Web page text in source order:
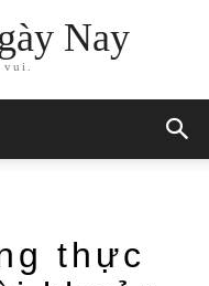
Nay
vui.
thực